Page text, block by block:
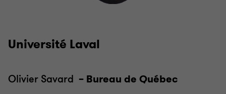
Université Laval
Olivier Savard – Bureau de Québec